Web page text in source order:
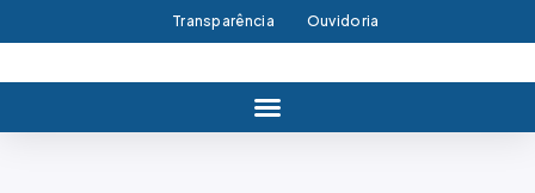
Transparência Ouvidoria